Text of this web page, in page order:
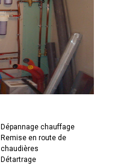
Dépannage chauffage
Remise en route de
chaudières
Détartrage